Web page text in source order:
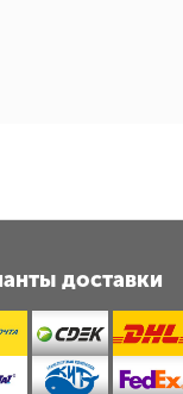
доставки